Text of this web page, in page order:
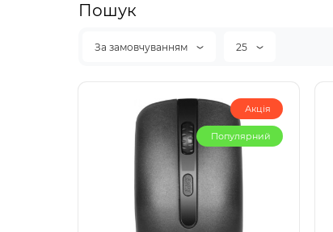
Пошук
За замовчуванням 25
Акція
Популярний